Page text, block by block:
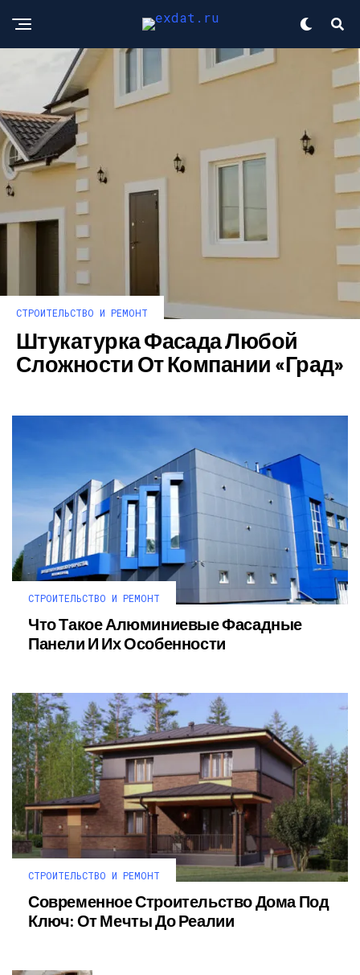
СТРОИТЕЛЬСТВО И РЕМОНТ
Штукатурка Фасада Любой
Сложности От Компании «Град»
СТРОИТЕЛЬСТВО И РЕМОНТ
Что Такое Алюминиевые Фасадные
Панели И Их Особенности
СТРОИТЕЛЬСТВО И РЕМОНТ
Современное Строительство Дома Под
Ключ: От Мечты До Реалии